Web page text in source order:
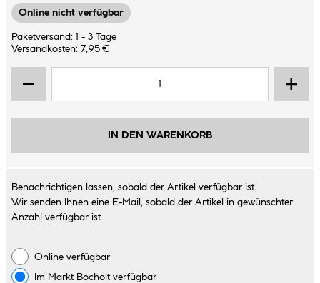
Online nicht verfügbar
Paketversand: 1 - 3 Tage
Versandkosten: 7,95 €
IN DEN WARENKORB
Benachrichtigen lassen, sobald der Artikel verfügbar ist.
Wir senden Ihnen eine E-Mail, sobald der Artikel in gewünschter
Anzahl verfügbar ist.
Online verfügbar
Im Markt Bocholtverfügbar